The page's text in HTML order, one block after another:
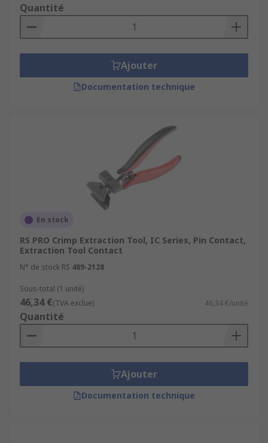
Quantité
Ajouter
Documentation technique
En stock
RS PRO Crimp Extraction Tool, IC Series, Pin Contact,
Extraction Tool Contact
N° de stock RS 489-2128
Sous-total (1 unité)
46,34 €(TVA exclue) 46,34 €/unité
Quantité
Ajouter
Documentation technique